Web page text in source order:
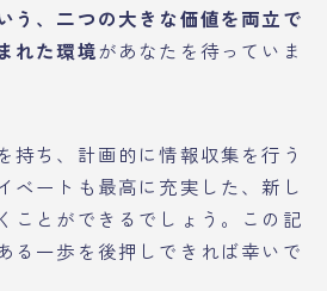
う、二つの大きな価値を両立で
れた環境があなたを待っていま
持ち、計画的に情報収集を行う
ベートも最高に充実した、新し
ことができるでしょう。この記
る一歩を後押しできれば幸いで